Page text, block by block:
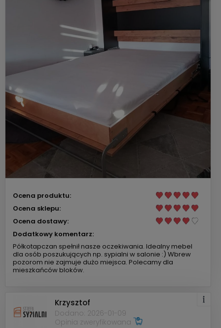
Ocena produktu:
Ocena sklepu:
Ocena dostawy:
Dodatkowy komentarz:
Półkotapczan spełnił nasze oczekiwania. Idealny mebel
dla osób poszukujących np. sypialni w salonie :) Wbrew
pozorom nie zajmuje dużo miejsca. Polecamy dla
mieszkańców bloków.
Krzysztof
Dodano: 2026-01-09
Opinia zweryfikowana